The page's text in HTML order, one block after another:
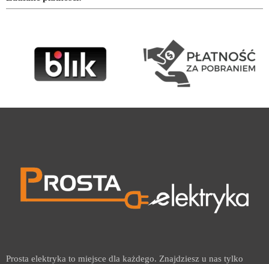
Prosta elektryka to miejsce dla każdego. Znajdziesz u nas tylko